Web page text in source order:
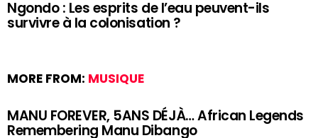
Ngondo : Les esprits de l’eau peuvent-ils
survivre à la colonisation ?
MORE FROM: MUSIQUE
MANU FOREVER, 5ANS DÉJÀ… African Legends
Remembering Manu Dibango